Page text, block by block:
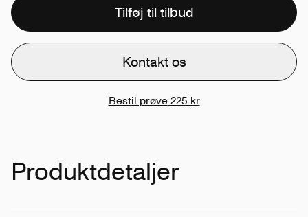
Tilføj til tilbud
Kontakt os
Bestil prøve 225 kr
Produktdetaljer